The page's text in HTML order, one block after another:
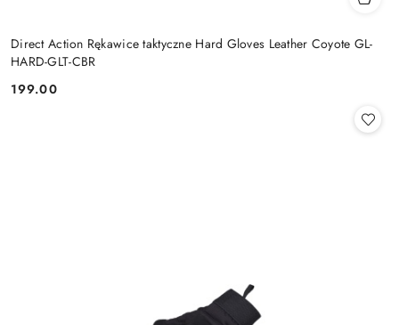
Direct Action Rękawice taktyczne Hard Gloves Leather Coyote GL-
HARD-GLT-CBR
Cena:
199.00